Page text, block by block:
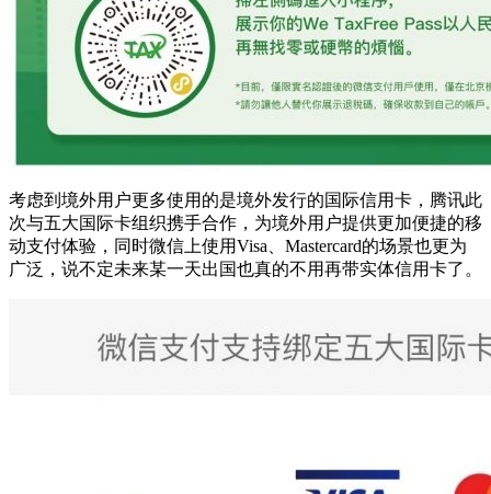
考虑到境外用户更多使用的是境外发行的国际信用卡，腾讯此
次与五大国际卡组织携手合作，为境外用户提供更加便捷的移
动支付体验，同时微信上使用Visa、Mastercard的场景也更为
广泛，说不定未来某一天出国也真的不用再带实体信用卡了。